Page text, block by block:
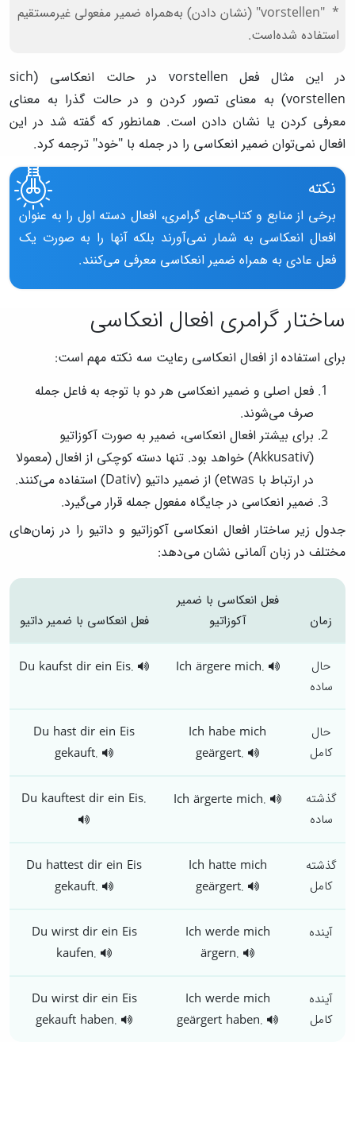
"vorstellen" (نشان دادن) به‌همراه ضمیر مفعولی غیرمستقیم
استفاده شده‌است.
در این مثال فعل vorstellen در حالت انعکاسی (sich
vorstellen) به معنای تصور کردن و در حالت گذرا به معنای
معرفی کردن یا نشان دادن است. همانطور که گفته شد در این
افعال نمی‌توان ضمیر انعکاسی را در جمله با "خود" ترجمه کرد.
نکته
برخی از منابع و کتاب‌های گرامری، افعال دسته اول را به عنوان
افعال انعکاسی به شمار نمی‌آورند بلکه آنها را به صورت یک
فعل عادی به همراه ضمیر انعکاسی معرفی می‌کنند.
ساختار گرامری افعال انعکاسی
برای استفاده از افعال انعکاسی رعایت سه نکته مهم است:
فعل اصلی و ضمیر انعکاسی هر دو با توجه به فاعل جمله
صرف می‌شوند.
برای بیشتر افعال انعکاسی، ضمیر به صورت آکوزاتیو
(َAkkusativ) خواهد بود. تنها دسته کوچکی از افعال (معمولا
در ارتباط با etwas) از ضمیر داتیو (Dativ) استفاده می‌کنند.
ضمیر انعکاسی در جایگاه مفعول جمله قرار می‌گیرد.
جدول زیر ساختار افعال انعکاسی آکوزاتیو و داتیو را در زمان‌های
مختلف در زبان آلمانی نشان می‌دهد:
زمان
فعل انعکاسی با ضمیر
آکوزاتیو
فعل انعکاسی با ضمیر داتیو
حال
ساده
Ich ärgere mich.
Du kaufst dir ein Eis.
حال
کامل
Ich habe mich
geärgert.
Du hast dir ein Eis
gekauft.
گذشته
ساده
Ich ärgerte mich.
Du kauftest dir ein Eis.
گذشته
کامل
Ich hatte mich
geärgert.
Du hattest dir ein Eis
gekauft.
آینده
Ich werde mich
ärgern.
Du wirst dir ein Eis
kaufen.
آینده
کامل
Ich werde mich
geärgert haben.
Du wirst dir ein Eis
gekauft haben.